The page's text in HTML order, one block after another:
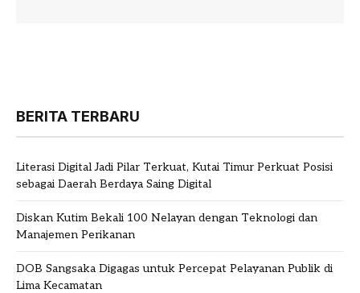
BERITA TERBARU
Literasi Digital Jadi Pilar Terkuat, Kutai Timur Perkuat Posisi
sebagai Daerah Berdaya Saing Digital
Diskan Kutim Bekali 100 Nelayan dengan Teknologi dan
Manajemen Perikanan
DOB Sangsaka Digagas untuk Percepat Pelayanan Publik di
Lima Kecamatan